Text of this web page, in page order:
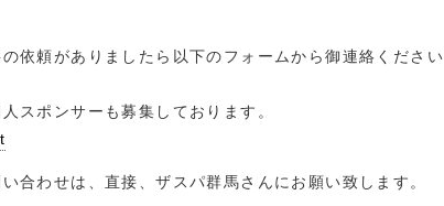
依頼がありましたら以下のフォームから御連絡くださ
スポンサーも募集しております。
合わせは、直接、ザスパ群馬さんにお願い致します。